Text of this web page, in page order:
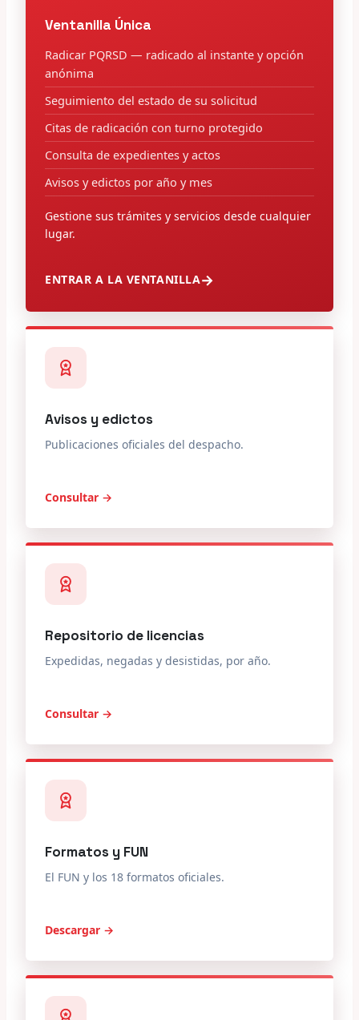
Ventanilla Única
Radicar PQRSD — radicado al instante y opción
anónima
Seguimiento del estado de su solicitud
Citas de radicación con turno protegido
Consulta de expedientes y actos
Avisos y edictos por año y mes
Gestione sus trámites y servicios desde cualquier
lugar.
ENTRAR A LA VENTANILLA
Avisos y edictos
Publicaciones oficiales del despacho.
Consultar →
Repositorio de licencias
Expedidas, negadas y desistidas, por año.
Consultar →
Formatos y FUN
El FUN y los 18 formatos oficiales.
Descargar →